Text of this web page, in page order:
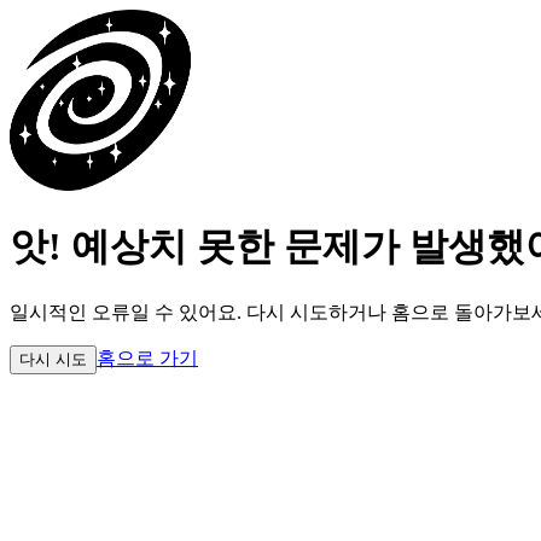
앗! 예상치 못한 문제가 발생했
일시적인 오류일 수 있어요. 다시 시도하거나 홈으로 돌아가보
다시 시도 홈으로 가기